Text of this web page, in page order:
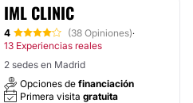
IML CLINIC
4 (38 Opiniones)·
13 Experiencias reales
2 sedes en Madrid
Opciones de financiación
Primera visita gratuita